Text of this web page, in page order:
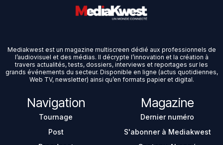
Mediakwest est un magazine multiscreen dédié aux professionnels de
l’audiovisuel et des médias. Il décrypte l’innovation et la création à
travers actualités, tests, dossiers, interviews et reportages sur les
grands événements du secteur. Disponible en ligne (actus quotidiennes,
Web TV, newsletter) ainsi qu’en formats papier et digital.
Navigation
Tournage
Post
Magazine
Dernier numéro
S'abonner à Mediakwest